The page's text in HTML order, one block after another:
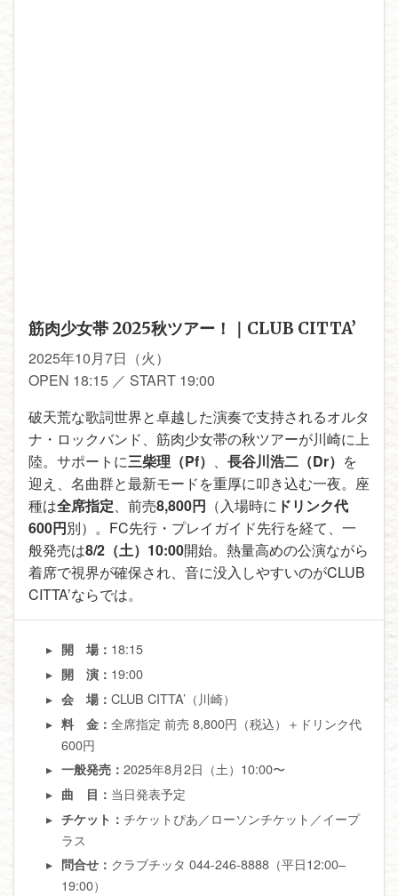
筋肉少女帯 2025秋ツアー！｜CLUB CITTA’
2025年10月7日（火）
OPEN 18:15 ／ START 19:00
破天荒な歌詞世界と卓越した演奏で支持されるオルタ
ナ・ロックバンド、筋肉少女帯の秋ツアーが川崎に上
陸。サポートに三柴理（Pf） 、 長谷川浩二（Dr） を
迎え、名曲群と最新モードを重厚に叩き込む一夜。座
種は全席指定、前売8,800円 （入場時に ドリンク代
600円別）。FC先行・プレイガイド先行を経て、一
般発売は8/2（土）10:00開始。熱量高めの公演ながら
着席で視界が確保され、音に没入しやすいのがCLUB
CITTA’ならでは。
開 場： 18:15
開 演： 19:00
会 場：CLUB CITTA’（川崎）
料 金：全席指定 前売 8,800円（税込）＋ドリンク代
600円
一般発売：2025年8月2日（土）10:00〜
曲 目： 当日発表予定
チケット：チケットぴあ／ローソンチケット／イープ
ラス
問合せ： クラブチッタ 044-246-8888（平日12:00–
19:00）